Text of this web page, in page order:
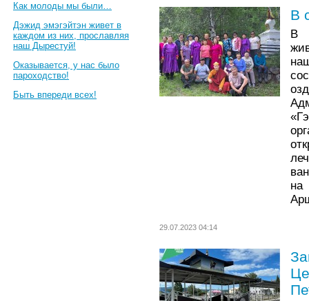
Как молоды мы были…
Дэжид эмэгэйтэн живет в
каждом из них, прославляя
наш Дырестуй!
Оказывается, у нас было
пароходство!
Быть впереди всех!
В
В
на
29.07.2023 04:14